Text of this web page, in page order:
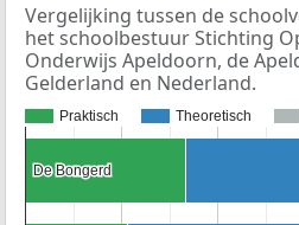
Vergelijking tussen de
het schoolbestuur Stichting
Onderwijs Apeldoorn, de
Gelderland en Nederland.
Praktisch Theoretisch
De Bongerd
De Bongerd